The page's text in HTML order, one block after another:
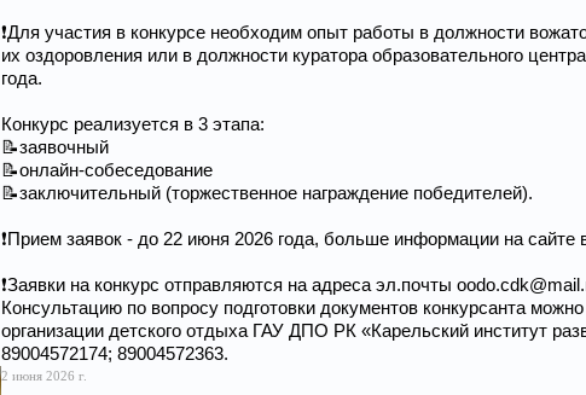
❗Для участия в конкурсе необходим опыт работы в должности
их оздоровления или в должности куратора образовательного
года.
Конкурс реализуется в 3 этапа:
📝заявочный
📝онлайн-собеседование
📝заключительный (торжественное награждение победителей).
❗Прием заявок - до 22 июня 2026 года, больше информации на
❗Заявки на конкурс отправляются на адреса эл.почты
Консультацию по вопросу подготовки документов конкурсанта
организации детского отдыха ГАУ ДПО РК «Карельский институт
89004572174; 89004572363.
2 июня 2026 г.